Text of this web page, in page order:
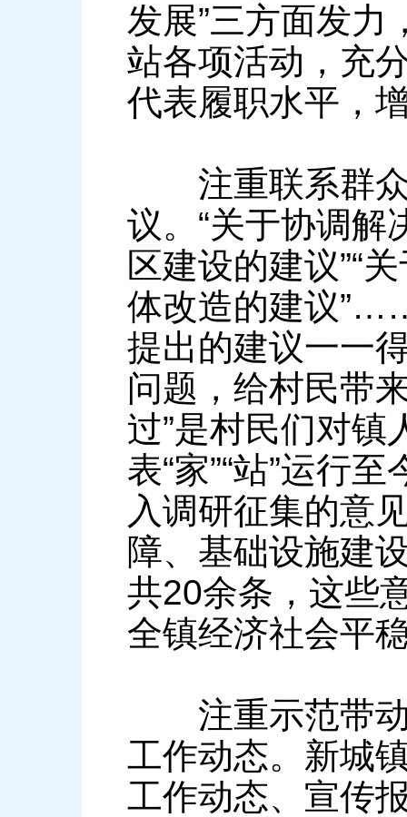
发展”三方面发力
站各项活动，充
代表履职水平，
注重联系群众
议。“关于协调解
区建设的建议”“
体改造的建议
提出的建议一一
问题，给村民带
过”是村民们对镇
表“家”“站”运行
入调研征集的意
障、基础设施建
共20余条，这些
全镇经济社会平
注重示范带动
工作动态。新城
工作动态、宣传